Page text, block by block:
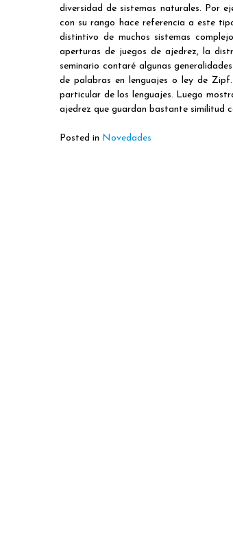
diversidad de sistemas naturales. Por
con su rango hace referencia a este
distintivo de muchos sistemas
aperturas de juegos de ajedrez, la
seminario contaré algunas
de palabras en lenguajes o ley de
particular de los lenguajes. Luego
ajedrez que guardan bastante similitud
Posted in Novedades